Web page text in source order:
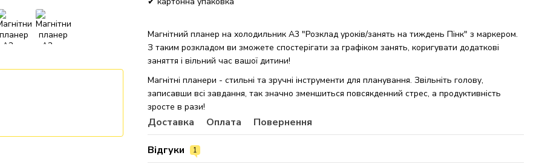
Магнітний планер на холодильник А3 "Розклад уроків/занять на тиждень Пінк" з маркером.
З таким розкладом ви зможете спостерігати за графіком занять, коригувати додаткові
заняття і вільний час вашої дитини!
Магнітні планери - стильні та зручні інструменти для планування. Звільніть голову,
записавши всі завдання, так значно зменшиться повсякденний стрес, а продуктивність
зросте в рази!
Доставка Оплата Повернення
Відгуки 1